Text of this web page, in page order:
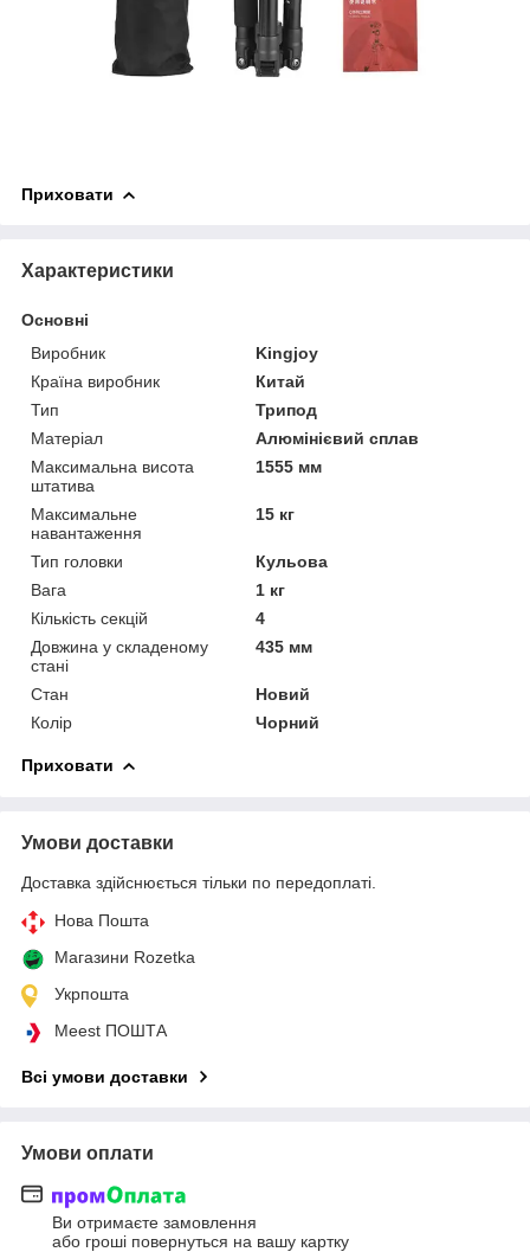
Приховати
Характеристики
Основні
Виробник
Kingjoy
Країна виробник
Китай
Тип
Трипод
Матеріал
Алюмінієвий сплав
Максимальна висота
штатива
1555 мм
Максимальне
навантаження
15 кг
Тип головки
Кульова
Вага
1 кг
Кількість секцій
4
Довжина у складеному
стані
435 мм
Стан
Новий
Колір
Чорний
Приховати
Умови доставки
Доставка здійснюється тільки по передоплаті.
Нова Пошта
Магазини Rozetka
Укрпошта
Meest ПОШТА
Всі умови доставки
Умови оплати
Ви отримаєте замовлення
або гроші повернуться на вашу картку